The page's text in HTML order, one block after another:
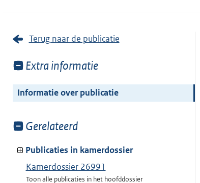
Terug naar de publicatie
Toon
van:
Extra informatie
Informatie over publicatie
Toon
van:
Gerelateerd
Publicaties in kamerdossier
Kamerdossier 26991
Toon alle publicaties in het hoofddossier